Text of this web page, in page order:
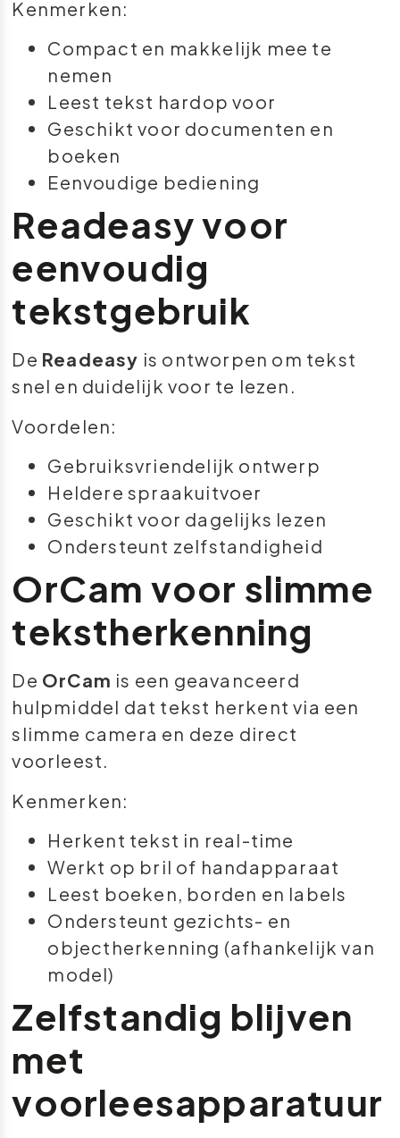
Kenmerken:
Compact en makkelijk mee te
nemen
Leest tekst hardop voor
Geschikt voor documenten en
boeken
Eenvoudige bediening
Readeasy voor
eenvoudig
tekstgebruik
De Readeasy is ontworpen om tekst
snel en duidelijk voor te lezen.
Voordelen:
Gebruiksvriendelijk ontwerp
Heldere spraakuitvoer
Geschikt voor dagelijks lezen
Ondersteunt zelfstandigheid
OrCam voor slimme
tekstherkenning
De OrCam is een geavanceerd
hulpmiddel dat tekst herkent via een
slimme camera en deze direct
voorleest.
Kenmerken:
Herkent tekst in real-time
Werkt op bril of handapparaat
Leest boeken, borden en labels
Ondersteunt gezichts- en
objectherkenning (afhankelijk van
model)
Zelfstandig blijven
met
voorleesapparatuur